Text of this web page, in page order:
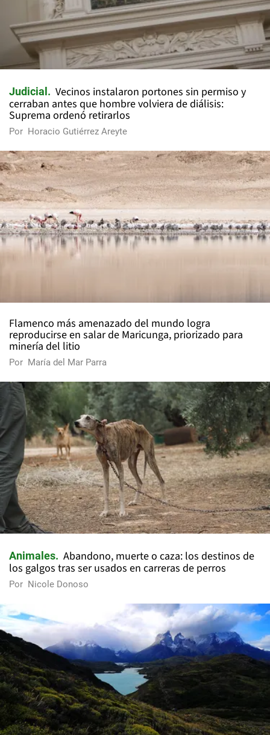
Judicial
Vecinos instalaron portones sin permiso y
cerraban antes que hombre volviera de diálisis:
Suprema ordenó retirarlos
Por Horacio Gutiérrez Areyte
Flamenco más amenazado del mundo logra
reproducirse en salar de Maricunga, priorizado para
minería del litio
Por María del Mar Parra
Animales
Abandono, muerte o caza: los destinos de
los galgos tras ser usados en carreras de perros
Por Nicole Donoso